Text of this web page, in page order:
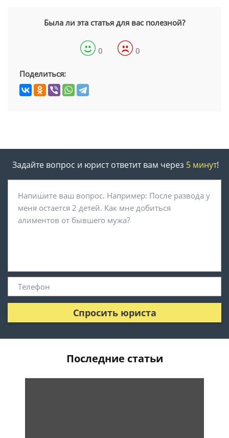
Была ли эта статья для вас полезной?
0 0
Поделиться:
Задайте вопрос и юрист ответит вам через 5 минут!
Спросить юриста
Последние статьи